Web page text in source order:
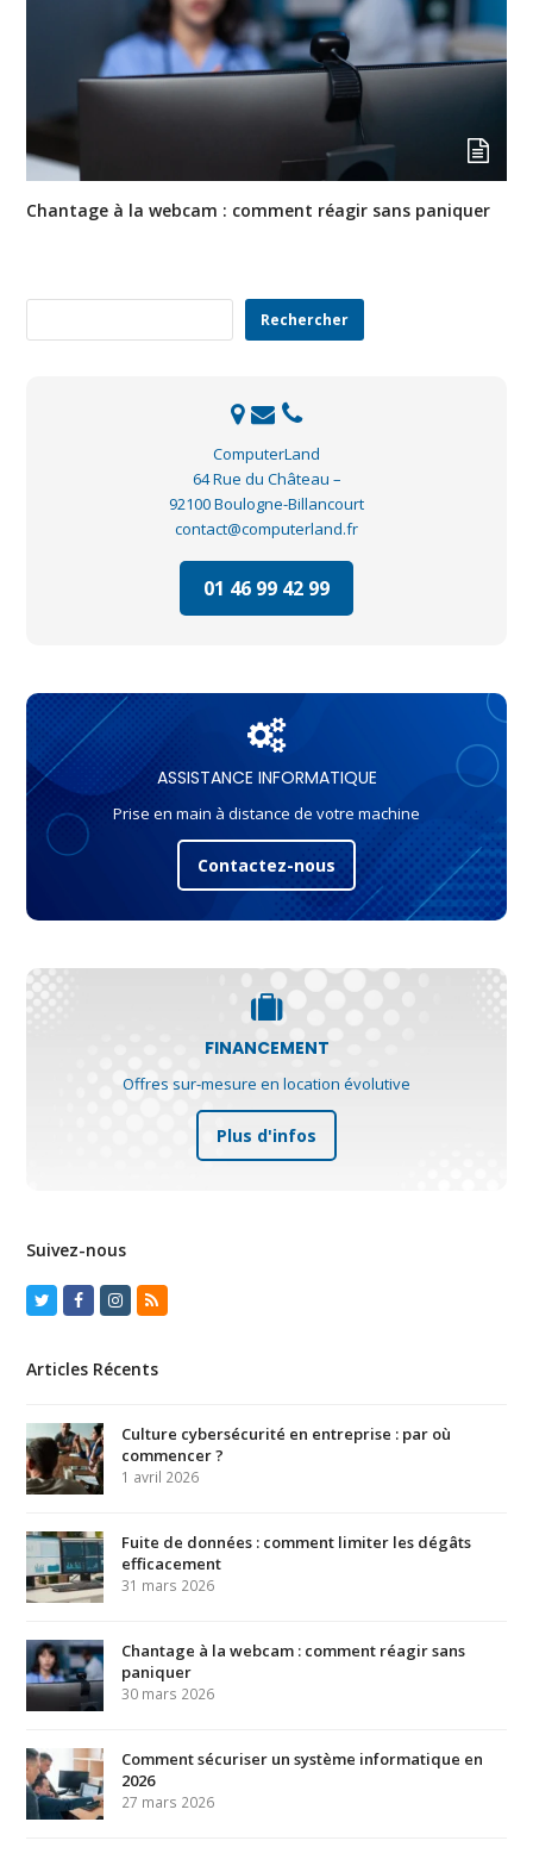
Chantage à la webcam : comment réagir sans paniquer
Rechercher
ComputerLand
64 Rue du Château –
92100 Boulogne-Billancourt
contact@computerland.fr
01 46 99 42 99
ASSISTANCE INFORMATIQUE
Prise en main à distance de votre machine
Contactez-nous
FINANCEMENT
Offres sur-mesure en location évolutive
Plus d'infos
Suivez-nous
TwitterFacebook
Instagram
RSS
Articles Récents
Culture cybersécurité en entreprise : par où
commencer ?
1 avril 2026
Fuite de données : comment limiter les dégâts
efficacement
31 mars 2026
Chantage à la webcam : comment réagir sans
paniquer
30 mars 2026
Comment sécuriser un système informatique en
2026
27 mars 2026